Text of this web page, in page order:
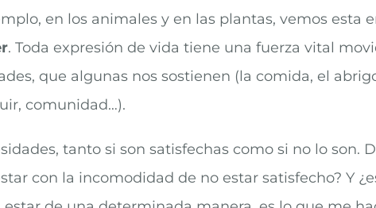
en los animales y en las plantas, vemos esta
. Toda expresión de vida tiene una fuerza vital
que algunas nos sostienen (la comida, el
comunidad…).
tanto si son satisfechas como si no lo son.
con la incomodidad de no estar satisfecho? Y